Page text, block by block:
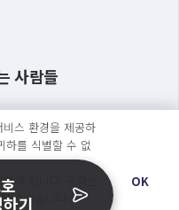
사람들
다.
장하겠습니다.
스 환경을 제공하
하를 식별할 수 없
게 됩니다. 귀하는
수있습니다.
OK
기